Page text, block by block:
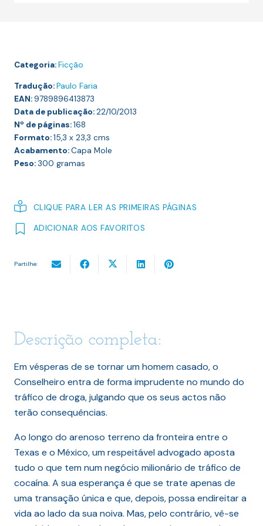
Categoria:Ficção
Tradução:Paulo Faria
EAN:9789896413873
Data de publicação:22/10/2013
Nº de páginas:168
Formato:15,3 x 23,3 cms
Acabamento:Capa Mole
Peso:300 gramas
CLIQUE PARA LER AS PRIMEIRAS PÁGINAS
ADICIONAR AOS FAVORITOS
Partilhe:
Descrição completa:
Em vésperas de se tornar um homem casado, o
Conselheiro entra de forma imprudente no mundo do
tráfico de droga, julgando que os seus actos não
terão consequências.
Ao longo do arenoso terreno da fronteira entre o
Texas e o México, um respeitável advogado aposta
tudo o que tem num negócio milionário de tráfico de
cocaína. A sua esperança é que se trate apenas de
uma transação única e que, depois, possa endireitar a
vida ao lado da sua noiva. Mas, pelo contrário, vê-se